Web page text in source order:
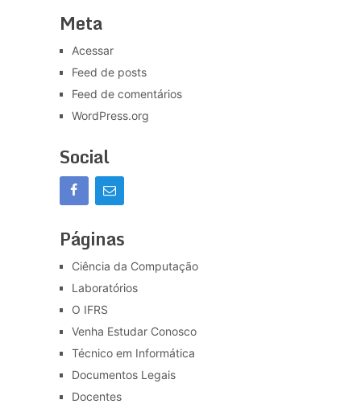
Meta
Acessar
Feed de posts
Feed de comentários
WordPress.org
Social
Páginas
Ciência da Computação
Laboratórios
O IFRS
Venha Estudar Conosco
Técnico em Informática
Documentos Legais
Docentes